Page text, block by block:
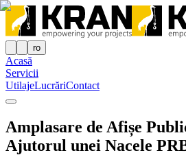
ro
Acasă
Servicii
UtilajeLucrăriContact
Amplasare de Afișe
Ajutorul unei Nacele